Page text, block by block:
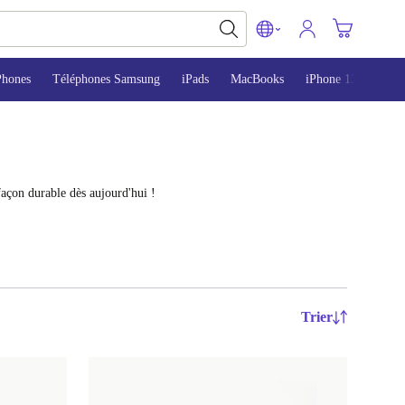
Téléphones Samsung iPads MacBooks iPhone 13
durable dès aujourd'hui !
Trier